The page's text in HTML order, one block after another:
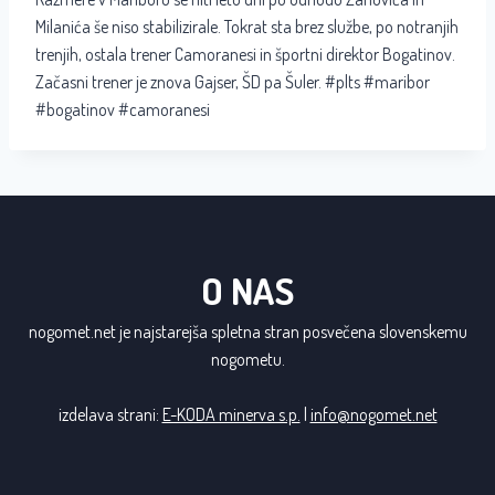
Milanića še niso stabilizirale. Tokrat sta brez službe, po notranjih
trenjih, ostala trener Camoranesi in športni direktor Bogatinov.
Začasni trener je znova Gajser, ŠD pa Šuler. #plts #maribor
#bogatinov #camoranesi
O NAS
nogomet.net je najstarejša spletna stran posvečena slovenskemu
nogometu.
izdelava strani: E-KODA minerva s.p. info@nogomet.net